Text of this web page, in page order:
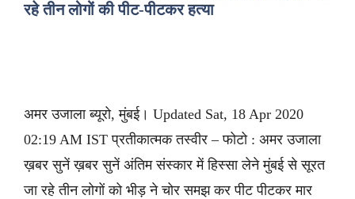
रहे तीन लोगों की पीट-पीटकर हत्या
अमर उजाला ब्यूरो, मुंबई। Updated Sat, 18 Apr 2020
02:19 AM IST प्रतीकात्मक तस्वीर – फोटो : अमर उजाला
ख़बर सुनें ख़बर सुनें अंतिम संस्कार में हिस्सा लेने मुंबई से सूरत
जा रहे तीन लोगों को भीड़ ने चोर समझ कर पीट पीटकर मार